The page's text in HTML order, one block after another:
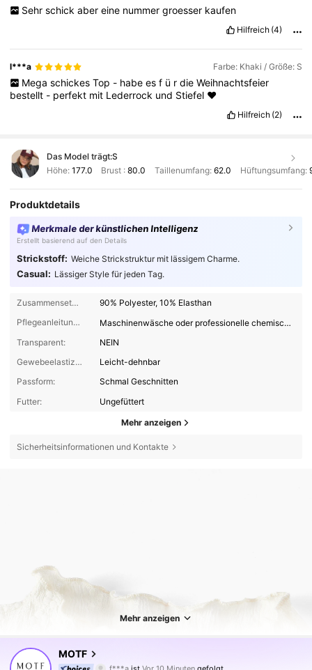
Sehr schick aber eine nummer groesser kaufen
Hilfreich (4)
l***a Farbe: Khaki / Größe: S
Mega schickes Top - habe es f ü r die Weihnachtsfeier
bestellt - perfekt mit Lederrock und Stiefel ❤️
Hilfreich (2)
Das Model trägt:S
Höhe: 177.0 Brust :80.0 Taillenumfang: 62.0 Hüftungsumfang:
Produktdetails
Merkmale der künstlichen Intelligenz
Erstellt basierend auf den Details
Strickstoff: Weiche Strickstruktur mit lässigem Charme.
Casual: Lässiger Style für jeden Tag.
Zusammensetzung:
90% Polyester, 10% Elasthan
Pflegeanleitungen:
Maschinenwäsche oder professionelle chemische Reinigung
Transparent:
NEIN
Gewebeelastizität:
Leicht-dehnbar
Passform:
Schmal Geschnitten
Futter:
Ungefüttert
Mehr anzeigen
Sicherheitsinformationen und Kontakte
Mehr anzeigen
MOTF